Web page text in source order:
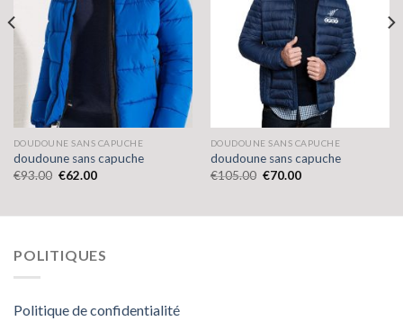
DOUDOUNE SANS CAPUCHE
doudoune sans capuche
€93.00 €62.00
DOUDOUNE SANS CAPUCHE
doudoune sans capuche
€105.00 €70.00
POLITIQUES
Politique de confidentialité